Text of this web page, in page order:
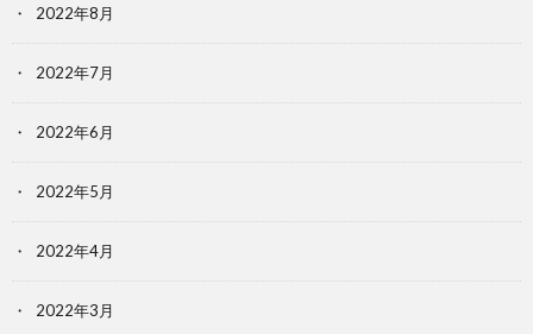
2022年8月
2022年7月
2022年6月
2022年5月
2022年4月
2022年3月